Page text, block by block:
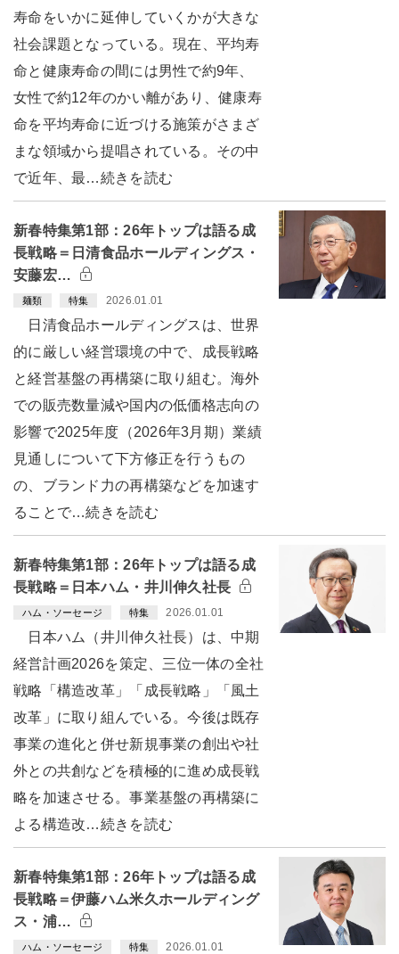
寿命をいかに延伸していくかが大きな
社会課題となっている。現在、平均寿
命と健康寿命の間には男性で約9年、
女性で約12年のかい離があり、健康寿
命を平均寿命に近づける施策がさまざ
まな領域から提唱されている。その中
で近年、最…続きを読む
新春特集第1部：26年トップは語る成
長戦略＝日清食品ホールディングス・
安藤宏…
麺類 特集 2026.01.01
日清食品ホールディングスは、世界
的に厳しい経営環境の中で、成長戦略
と経営基盤の再構築に取り組む。海外
での販売数量減や国内の低価格志向の
影響で2025年度（2026年3月期）業績
見通しについて下方修正を行うもの
の、ブランド力の再構築などを加速す
ることで…続きを読む
新春特集第1部：26年トップは語る成
長戦略＝日本ハム・井川伸久社長
ハム・ソーセージ 特集 2026.01.01
日本ハム（井川伸久社長）は、中期
経営計画2026を策定、三位一体の全社
戦略「構造改革」「成長戦略」「風土
改革」に取り組んでいる。今後は既存
事業の進化と併せ新規事業の創出や社
外との共創などを積極的に進め成長戦
略を加速させる。事業基盤の再構築に
よる構造改…続きを読む
新春特集第1部：26年トップは語る成
長戦略＝伊藤ハム米久ホールディング
ス・浦…
ハム・ソーセージ 特集 2026.01.01